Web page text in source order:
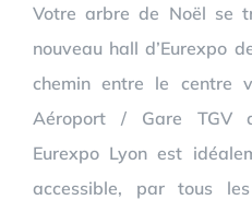
Votre arbre de Noël se
nouveau hall d’Eurexpo
chemin entre le centre
Aéroport / Gare TGV
Eurexpo Lyon est
accessible, par tous